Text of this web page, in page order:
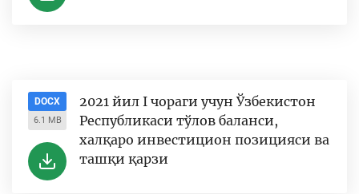
DOCX
6.1 MB
2021 йил I чораги учун Ўзбекистон
Республикаси тўлов баланси,
халқаро инвестицион позицияси ва
ташқи қарзи